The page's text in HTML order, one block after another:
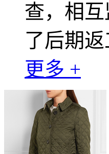
查，相
了后期返
更多 +